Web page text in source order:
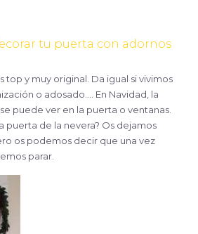
tu puerta con adornos
top y muy original. Da igual si vivimos
o adosado…. En Navidad, la
puede ver en la puerta o ventanas.
puerta de la nevera? Os dejamos
os podemos decir que una vez
parar.